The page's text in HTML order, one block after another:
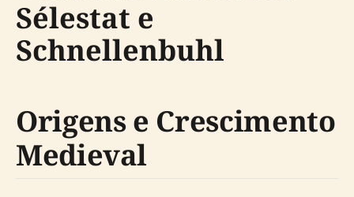
Sélestat e
Schnellenbuhl
Origens e Crescimento
Medieval